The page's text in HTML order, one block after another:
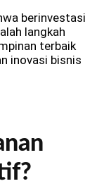
berinvestasi
langkah
terbaik
inovasi bisnis